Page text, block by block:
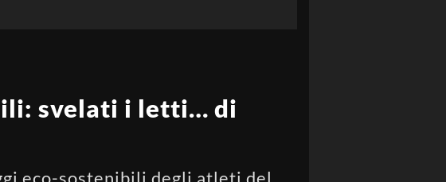
svelati i letti… di
eco-sostenibili degli atleti del